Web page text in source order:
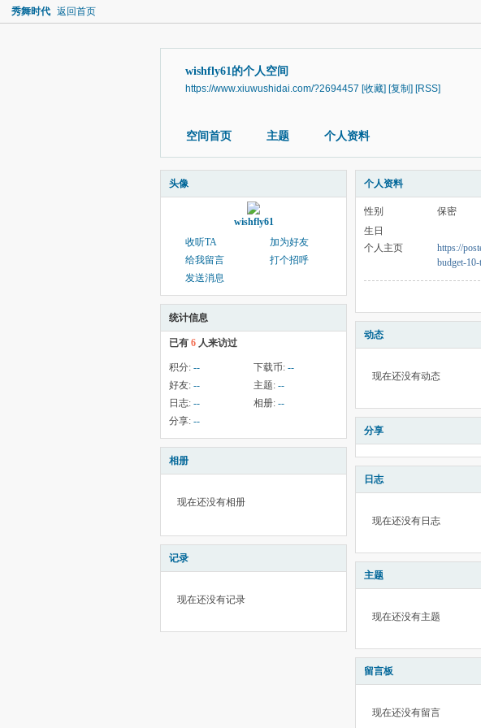
秀舞时代 返回首页
wishfly61的个人空间
https://www.xiuwushidai.com/?2694457 [收藏] [复制] [RSS]
空间首页 主题 个人资料
头像
wishfly61
收听TA
加为好友
给我留言
打个招呼
发送消息
统计信息
已有 6 人来访过
积分: -- 下载币: --
好友: -- 主题: --
日志: -- 相册: --
分享: --
相册
现在还没有相册
记录
现在还没有记录
个人资料
性别
保密
生日
个人主页
https://
budget-
动态
现在还没有动态
分享
日志
现在还没有日志
主题
现在还没有主题
留言板
现在还没有留言